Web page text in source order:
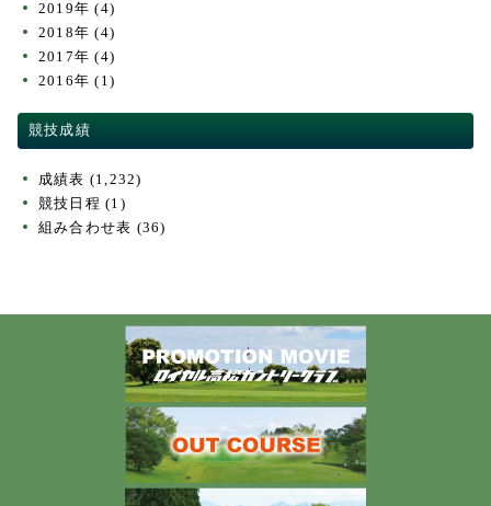
2019年 (4)
2018年 (4)
2017年 (4)
2016年 (1)
競技成績
成績表 (1,232)
競技日程 (1)
組み合わせ表 (36)